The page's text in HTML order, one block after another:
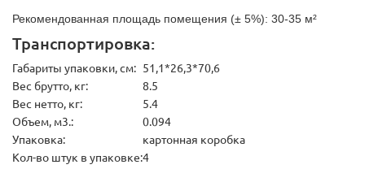
Рекомендованная площадь помещения (± 5%): 30-35 м²
Транспортировка:
Габариты упаковки, см: 51,1*26,3*70,6
Вес брутто, кг:
8.5
Вес нетто, кг:
5.4
Объем, м3.:
0.094
Упаковка:
картонная коробка
Кол-во штук в упаковке:4